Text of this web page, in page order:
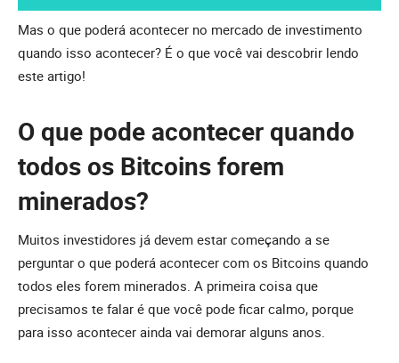
Mas o que poderá acontecer no mercado de investimento
quando isso acontecer? É o que você vai descobrir lendo
este artigo!
O que pode acontecer quando
todos os Bitcoins forem
minerados?
Muitos investidores já devem estar começando a se
perguntar o que poderá acontecer com os Bitcoins quando
todos eles forem minerados. A primeira coisa que
precisamos te falar é que você pode ficar calmo, porque
para isso acontecer ainda vai demorar alguns anos.